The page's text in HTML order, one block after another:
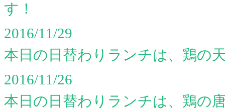
す！
2016/11/29
本日の日替わりランチは、鶏の
2016/11/26
本日の日替わりランチは、鶏の